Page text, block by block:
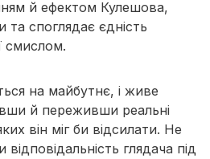
й ефектом Кулешова,
та споглядає єдність
смислом.
на майбутнє, і живе
й переживши реальні
він міг би відсилати. Не
глядача під